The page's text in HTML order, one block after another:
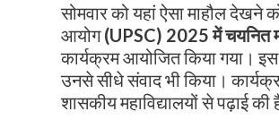
सोमवार को यहां ऐसा माहौल
आयोग(UPSC) 2025 में चयनित
कार्यक्रम आयोजित किया गया।
उनसे सीधे संवाद भी किया।
शासकीय महाविद्यालयों से पढ़ाई की